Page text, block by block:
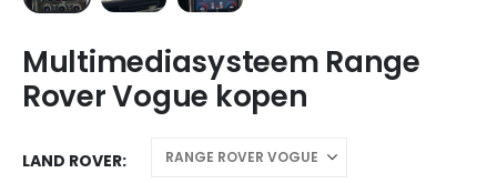
Multimediasysteem Range
Rover Vogue kopen
LAND ROVER